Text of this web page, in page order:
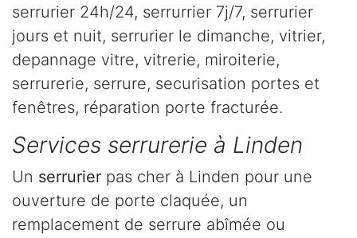
serrurier 24h/24, serrurrier 7j/7, serrurier
jours et nuit, serrurier le dimanche, vitrier,
depannage vitre, vitrerie, miroiterie,
serrurerie, serrure, securisation portes et
fenêtres, réparation porte fracturée.
Services serrurerie à Linden
Un serrurier pas cher à Linden pour une
ouverture de porte claquée, un
remplacement de serrure abîmée ou